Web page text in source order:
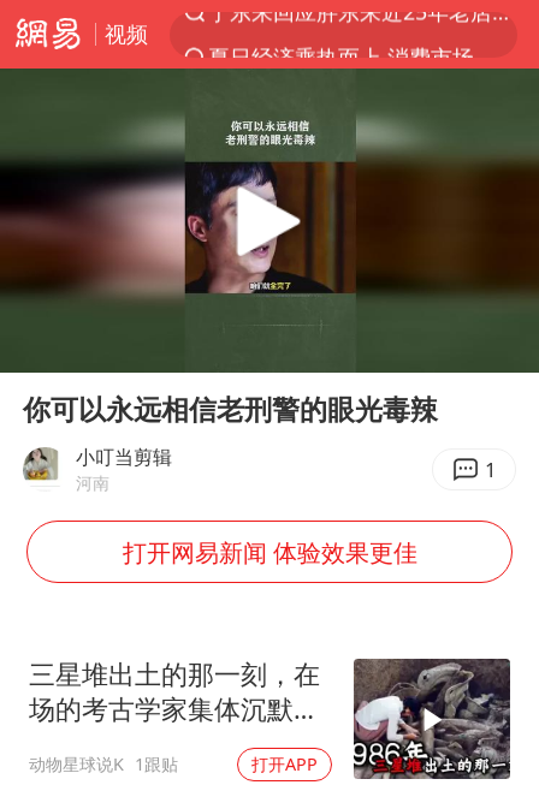
视频
白海豚对华东华北影响会大于巴威
以军士兵把枪口对准中国记者
暑期研学游升温 在旅途中增长知识
BLG经理辟谣Bin离队
曹颖儿子首次演长剧
“开学三件套”全线暴涨
Play
你可以永远相信老刑警的眼光毒辣
小叮当剪辑
河南 1
打开网易新闻 体验效果更佳
三星堆出土的那一刻，在
场的考古学家集体沉默
了，颠覆所有人的认知
动物星球说K 1跟贴 打开APP